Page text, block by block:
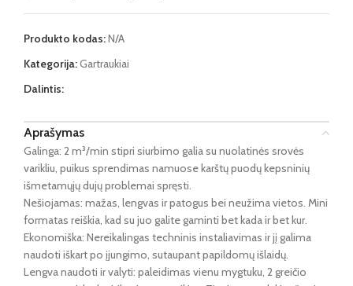
Produkto kodas:N/A
Kategorija:Gartraukiai
Dalintis:
Aprašymas
Galinga: 2 m³/min stipri siurbimo galia su nuolatinės srovės
varikliu, puikus sprendimas namuose karštų puodų kepsninių
išmetamųjų dujų problemai spręsti.
Nešiojamas: mažas, lengvas ir patogus bei neužima vietos. Mini
formatas reiškia, kad su juo galite gaminti bet kada ir bet kur.
Ekonomiška: Nereikalingas techninis instaliavimas ir jį galima
naudoti iškart po įjungimo, sutaupant papildomų išlaidų.
Lengva naudoti ir valyti: paleidimas vienu mygtuku, 2 greičio